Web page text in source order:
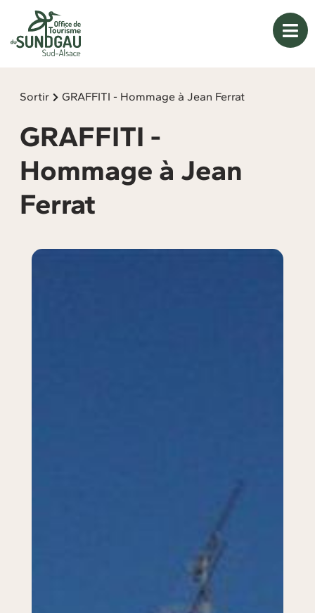
Sortir GRAFFITI - Hommage à Jean Ferrat
GRAFFITI -
Hommage à Jean
Ferrat
Panneau de gestion des cookies